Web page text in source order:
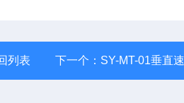
列表 下一个： SY-MT-01垂直